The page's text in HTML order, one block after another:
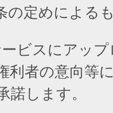
の定めによる
ビスにアップ
利者の意向等
諾します。